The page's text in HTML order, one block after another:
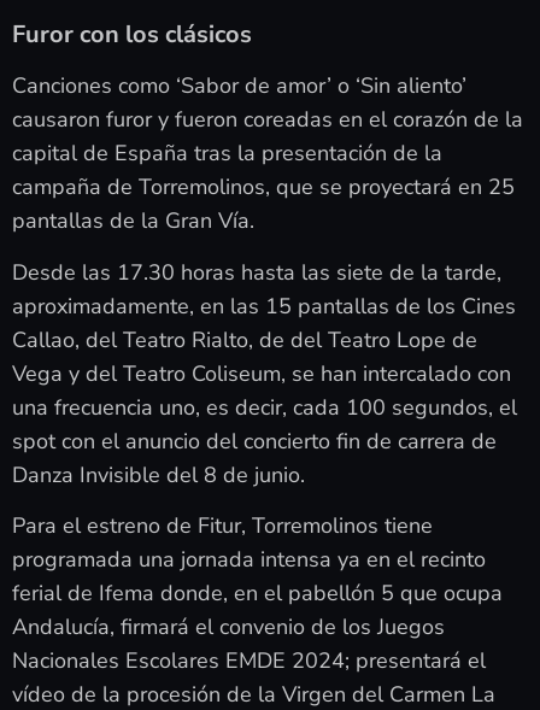
Furor con los clásicos
Canciones como ‘Sabor de amor’ o ‘Sin aliento’
causaron furor y fueron coreadas en el corazón de la
capital de España tras la presentación de la
campaña de Torremolinos, que se proyectará en 25
pantallas de la Gran Vía.
Desde las 17.30 horas hasta las siete de la tarde,
aproximadamente, en las 15 pantallas de los Cines
Callao, del Teatro Rialto, de del Teatro Lope de
Vega y del Teatro Coliseum, se han intercalado con
una frecuencia uno, es decir, cada 100 segundos, el
spot con el anuncio del concierto fin de carrera de
Danza Invisible del 8 de junio.
Para el estreno de Fitur, Torremolinos tiene
programada una jornada intensa ya en el recinto
ferial de Ifema donde, en el pabellón 5 que ocupa
Andalucía, firmará el convenio de los Juegos
Nacionales Escolares EMDE 2024; presentará el
vídeo de la procesión de la Virgen del Carmen La